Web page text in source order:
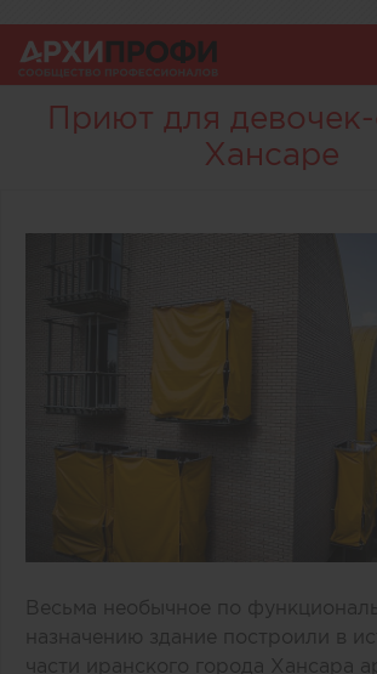
Приют для
Хансаре
Весьма необычное по
назначению здание построили в
части иранского города Хансара